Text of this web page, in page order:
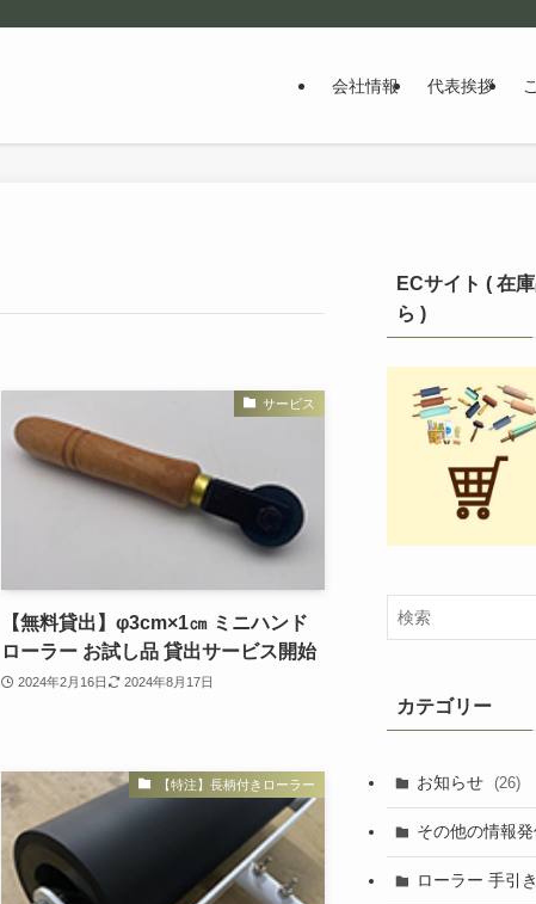
会社情報 代表挨拶
サービス
【無料貸出】φ3cm×1㎝ ミニハンド
ローラー お試し品 貸出サービス開始
2024年2月16日 2024年8月17日
【特注】長柄付きローラー
ECサイト ( 在
ら )
カテゴリー
お知らせ (26)
その他の情報
ローラー 手引き